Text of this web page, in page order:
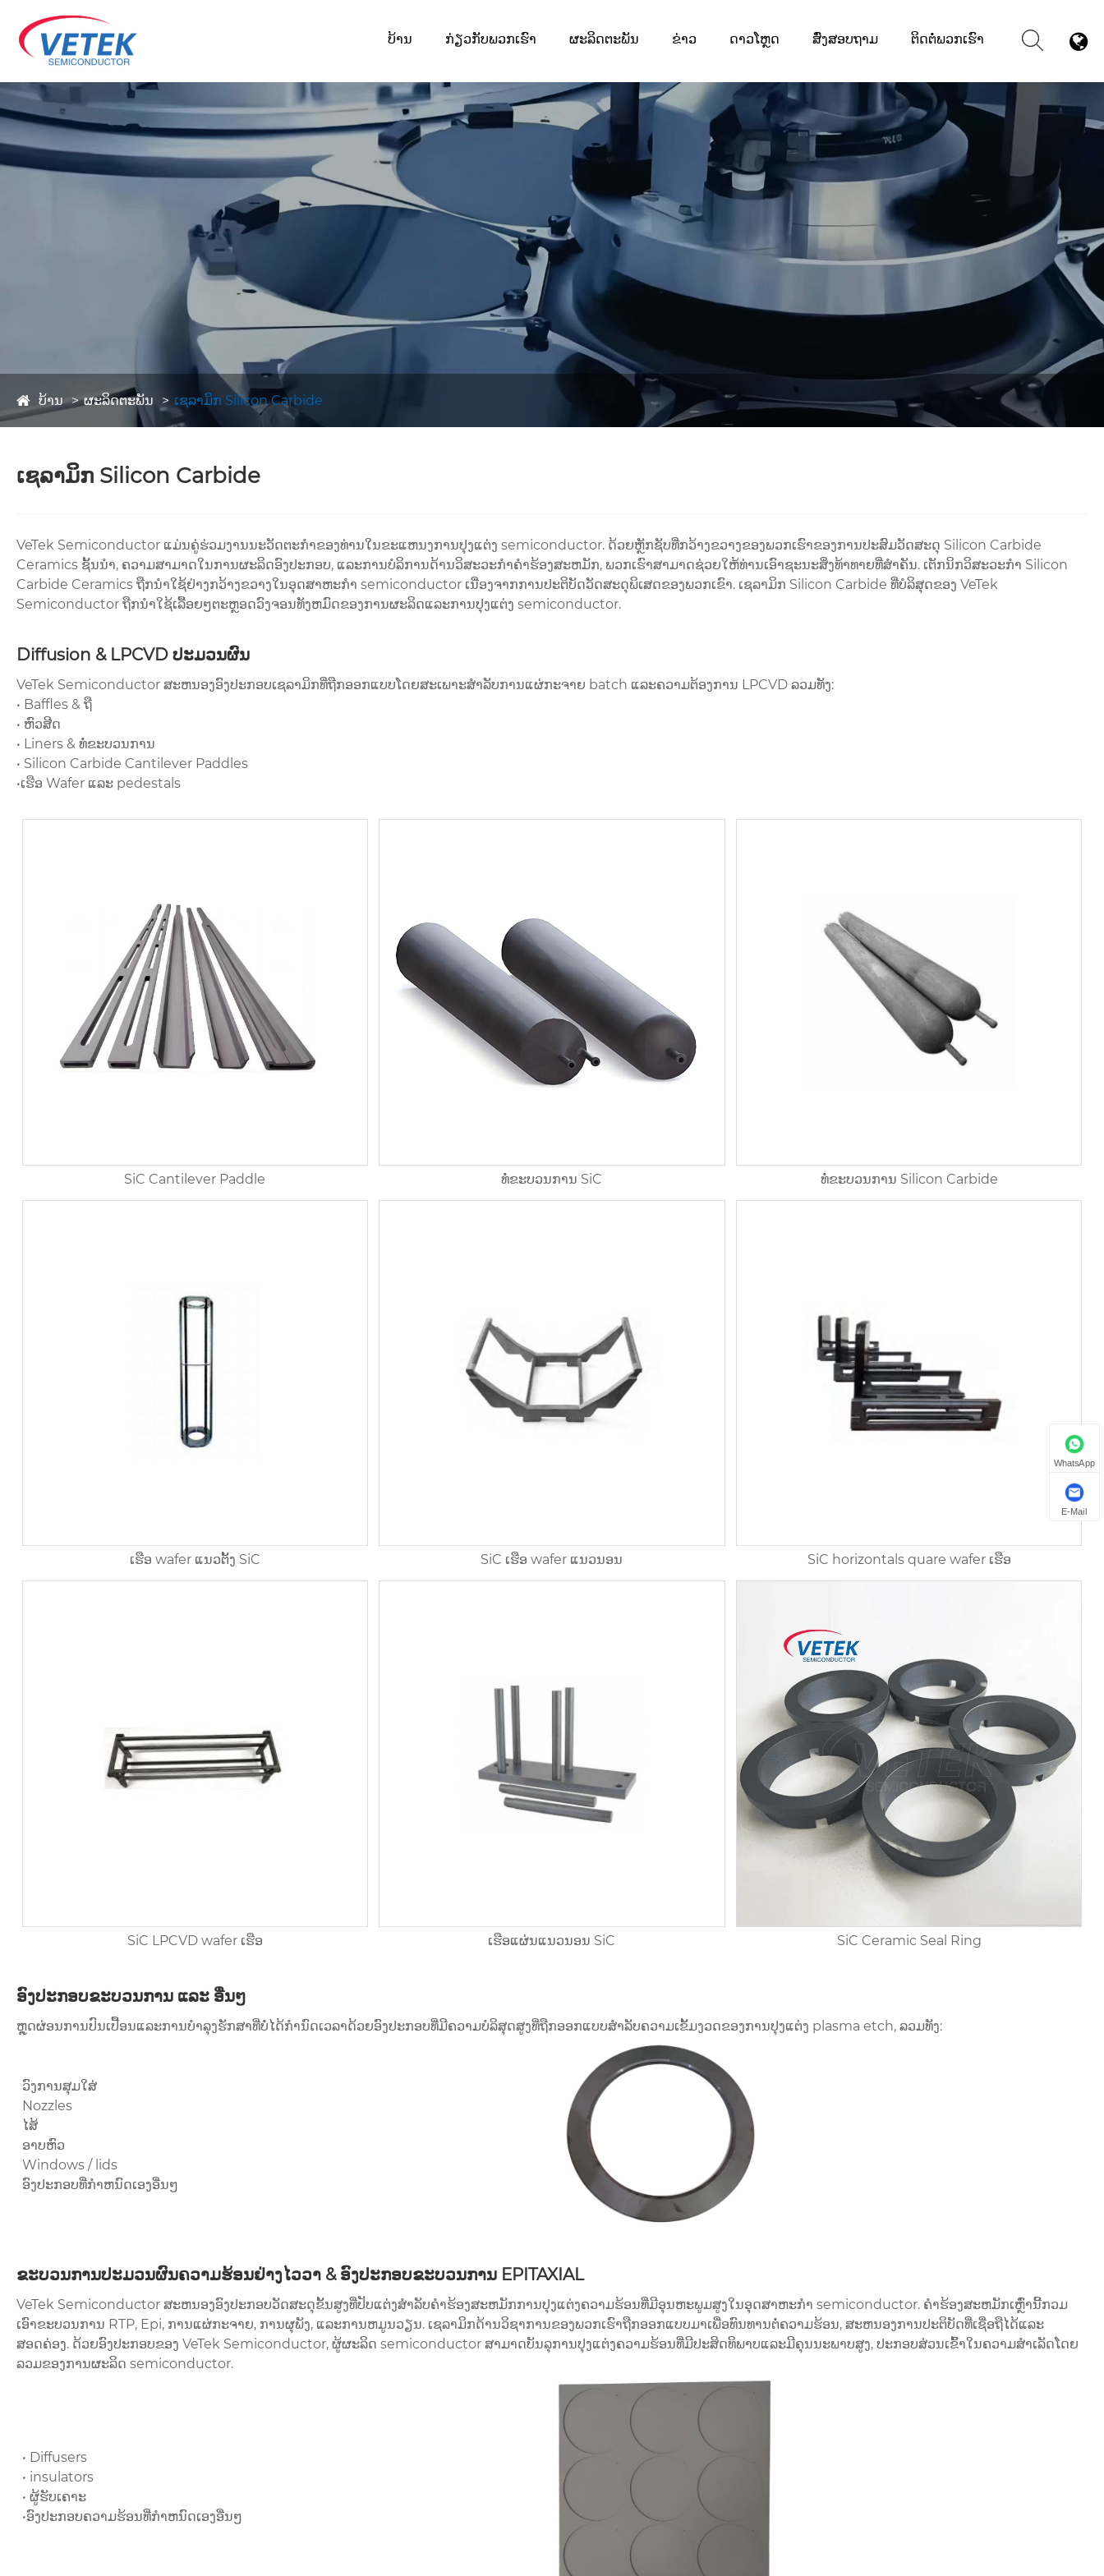
ບ້ານ ກ່ຽວກັບພວກເຮົາ ຜະລິດຕະພັນ ຂ່າວ ດາວໂຫຼດ ສົ່ງສອບຖາມ ຕິດຕໍ່ພວກເຮົາ
ບ້ານ ຜະລິດຕະພັນ ເຊລາມິກ Silicon Carbide
ເຊລາມິກ Silicon Carbide
VeTek Semiconductor ແມ່ນຄູ່ຮ່ວມງານນະວັດຕະກໍາຂອງທ່ານໃນຂະແຫນງການປຸງແຕ່ງ semiconductor. ດ້ວຍຫຼັກຊັບທີ່ກວ້າງຂວາງຂອງພວກເຮົາຂອງການປະສົມວັດສະດຸ Silicon Carbide
Ceramics ຊັ້ນນໍາ, ຄວາມສາມາດໃນການຜະລິດອົງປະກອບ, ແລະການບໍລິການດ້ານວິສະວະກໍາຄໍາຮ້ອງສະຫມັກ, ພວກເຮົາສາມາດຊ່ວຍໃຫ້ທ່ານເອົາຊະນະສິ່ງທ້າທາຍທີ່ສໍາຄັນ. ເຕັກນິກວິສະວະກໍາ Silicon
Carbide Ceramics ຖືກນໍາໃຊ້ຢ່າງກວ້າງຂວາງໃນອຸດສາຫະກໍາ semiconductor ເນື່ອງຈາກການປະຕິບັດວັດສະດຸພິເສດຂອງພວກເຂົາ. ເຊລາມິກ Silicon Carbide ທີ່ບໍລິສຸດຂອງ VeTek
Semiconductor ຖືກນໍາໃຊ້ເລື້ອຍໆຕະຫຼອດວົງຈອນທັງຫມົດຂອງການຜະລິດແລະການປຸງແຕ່ງ semiconductor.
Diffusion & LPCVD ປະມວນຜົນ
VeTek Semiconductor ສະຫນອງອົງປະກອບເຊລາມິກທີ່ຖືກອອກແບບໂດຍສະເພາະສໍາລັບການແຜ່ກະຈາຍ batch ແລະຄວາມຕ້ອງການ LPCVD ລວມທັງ:
• Baffles & ຖື
• ຫົວສີດ
• Liners & ທໍ່ຂະບວນການ
• Silicon Carbide Cantilever Paddles
•ເຮືອ Wafer ແລະ pedestals
SiC Cantilever Paddle ທໍ່ຂະບວນການ SiC ທໍ່ຂະບວນການ Silicon Carbide
ເຮືອ wafer ແນວຕັ້ງ SiC SiC ເຮືອ wafer ແນວນອນ SiC horizontals quare wafer ເຮືອ
SiC LPCVD wafer ເຮືອ ເຮືອແຜ່ນແນວນອນ SiC SiC Ceramic Seal Ring
ອົງປະກອບຂະບວນການ ແລະ ອື່ນໆ
ຫຼຸດຜ່ອນການປົນເປື້ອນແລະການບໍາລຸງຮັກສາທີ່ບໍ່ໄດ້ກໍານົດເວລາດ້ວຍອົງປະກອບທີ່ມີຄວາມບໍລິສຸດສູງທີ່ຖືກອອກແບບສໍາລັບຄວາມເຂັ້ມງວດຂອງການປຸງແຕ່ງ plasma etch, ລວມທັງ:
ວົງການສຸມໃສ່
Nozzles
ໄສ້
ອາບຫົວ
Windows / lids
ອົງປະກອບທີ່ກໍາຫນົດເອງອື່ນໆ
ຂະບວນການປະມວນຜົນຄວາມຮ້ອນຢ່າງໄວວາ & ອົງປະກອບຂະບວນການ EPITAXIAL
VeTek Semiconductor ສະຫນອງອົງປະກອບວັດສະດຸຂັ້ນສູງທີ່ປັບແຕ່ງສໍາລັບຄໍາຮ້ອງສະຫມັກການປຸງແຕ່ງຄວາມຮ້ອນທີ່ມີອຸນຫະພູມສູງໃນອຸດສາຫະກໍາ semiconductor. ຄໍາຮ້ອງສະຫມັກເຫຼົ່ານີ້ກວມ
ເອົາຂະບວນການ RTP, Epi, ການແຜ່ກະຈາຍ, ການຜຸພັງ, ແລະການຫມູນວຽນ. ເຊລາມິກດ້ານວິຊາການຂອງພວກເຮົາຖືກອອກແບບມາເພື່ອທົນທານຕໍ່ຄວາມຮ້ອນ, ສະຫນອງການປະຕິບັດທີ່ເຊື່ອຖືໄດ້ແລະ
ສອດຄ່ອງ. ດ້ວຍອົງປະກອບຂອງ VeTek Semiconductor, ຜູ້ຜະລິດ semiconductor ສາມາດບັນລຸການປຸງແຕ່ງຄວາມຮ້ອນທີ່ມີປະສິດທິພາບແລະມີຄຸນນະພາບສູງ, ປະກອບສ່ວນເຂົ້າໃນຄວາມສໍາເລັດໂດຍ
ລວມຂອງການຜະລິດ semiconductor.
• Diffusers
• insulators
• ຜູ້ຮັບເຄາະ
•ອົງປະກອບຄວາມຮ້ອນທີ່ກໍາຫນົດເອງອື່ນໆ
WhatsApp
E-Mail